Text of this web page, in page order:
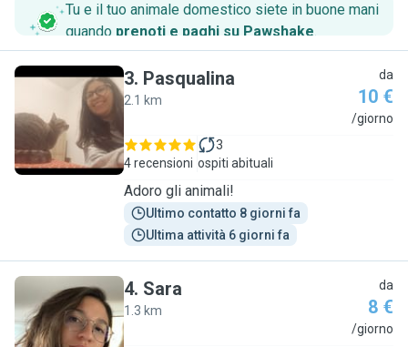
Tu e il tuo animale domestico siete in buone mani
quando prenoti e paghi su Pawshake.
P
3. Pasqualina
2.1 km
da
10 €
/giorno
4 recensioni
3
ospiti abituali
Adoro gli animali!
Ultimo contatto 8 giorni fa
Ultima attività 6 giorni fa
S
4. Sara
1.3 km
da
8 €
/giorno